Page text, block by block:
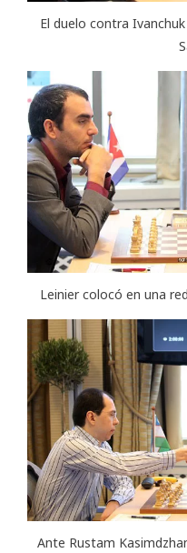
El duelo contra
Leinier colocó en una
Ante Rustam